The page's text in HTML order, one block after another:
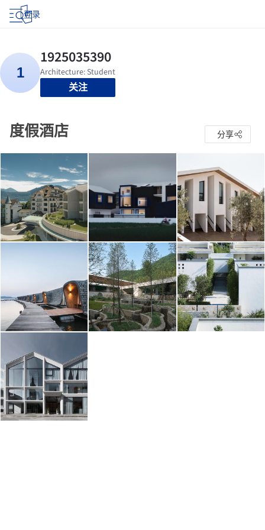
登录
关注
度假酒店 分享